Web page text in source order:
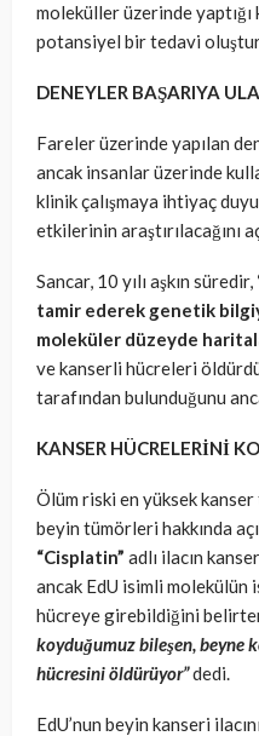
moleküller üzerinde
potansiyel bir tedavi
DENEYLER BAŞARIYA
Fareler üzerinde yapılan
ancak insanlar üzerinde
klinik çalışmaya ihtiyaç
etkilerinin araştırılacağını
Sancar, 10 yılı aşkın süredir,
tamir ederek genetik
moleküler düzeyde
ve kanserli hücreleri
tarafından bulunduğunu
KANSER HÜCRELERİNİ
Ölüm riski en yüksek
beyin tümörleri hakkında
“Cisplatin” adlı ilacın
ancak EdU isimli molekülün
hücreye girebildiğini
koyduğumuz bileşen, beyne
hücresini öldürüyor”dedi.
EdU’nun beyin kanseri